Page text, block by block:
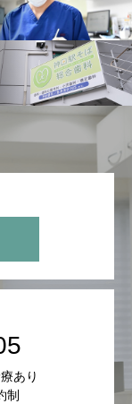
あり
制